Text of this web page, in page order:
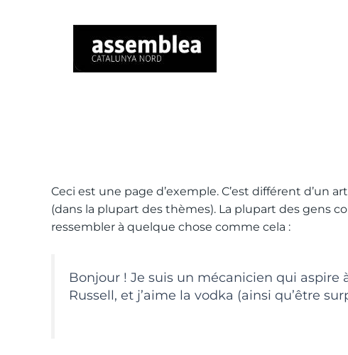
Ceci est une page d’exemple. C’est différent d’un
(dans la plupart des thèmes). La plupart des gens
ressembler à quelque chose comme cela :
Bonjour ! Je suis un mécanicien qui aspire
Russell, et j’aime la vodka (ainsi qu’être